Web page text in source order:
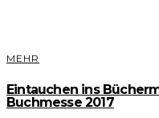
MEHR
Eintauchen ins
Buchmesse 2017